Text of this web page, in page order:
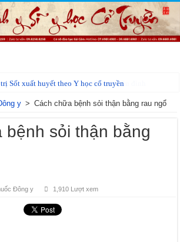
Sốt xuất huyết theo Y học cổ truyền
y > Cách chữa bệnh sỏi thận bằng rau ngổ
bệnh sỏi thận bằng
Đông y 1,910 Lượt xem